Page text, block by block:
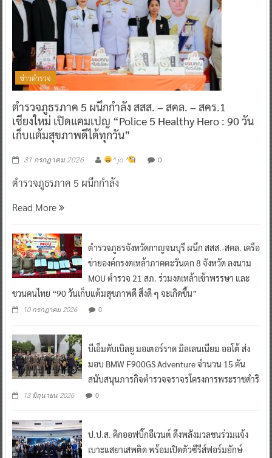
ข่าวตำรวจ
ตำรวจภูธรภาค 5 ผนึกกำลัง สสส. – สคล. – สคร.1
เชียงใหม่ เปิดแคมเปญ “Police 5 Healthy Hero : 90 วัน
เก็บแต้มสุขภาพดีได้ทุกวัน”
31 กรกฎาคม 2026 ^ jo ^ 0
ตำรวจภูธรภาค 5 ผนึกกำลัง
Read More
ตำรวจภูธรจังหวัดกาญจนบุรี ผนึก สสส.-สคล. เครือ
ข่ายองค์กรงดเหล้าภาคตะวันตก 8 จังหวัด ลงนาม
MOU ตำรวจ 21 สภ. ร่วมงดเหล้าเข้าพรรษา และ
ชวนคนไทย “90 วันเก็บแต้มสุขภาพดี สิ่งดี ๆ จะเกิดขึ้น”
10 กรกฎาคม 2026 0
บีเอ็มดับเบิลยู มอเตอร์ราด มิลเลนเนียม ออโต้ ส่ง
มอบ BMW F900GS Adventure จำนวน 15 คัน
สนับสนุนภารกิจตำรวจจราจรโครงการพระราชดำริ
13 มิถุนายน 2026 0
ป.ป.ส. คิกออฟบิ๊กอีเวนต์ ดึงพลังมวลชนร่วมแจ้ง
เบาะแสยาเสพติด พร้อมเปิดตัวซีรีส์ฟอร์มยักษ์